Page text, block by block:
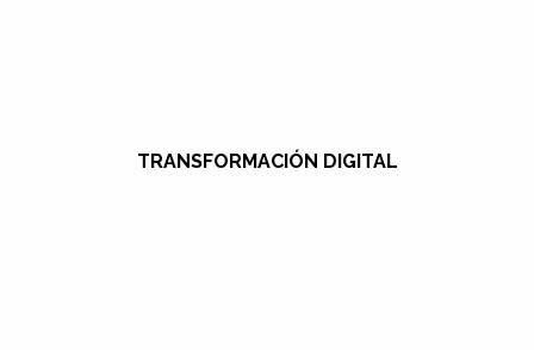
TRANSFORMACIÓN DIGITAL